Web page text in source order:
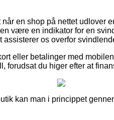
en shop på nettet udlover
være en indikator for en
os overfor
eller betalinger med
forudsat du higer efter at
kan man i princippet